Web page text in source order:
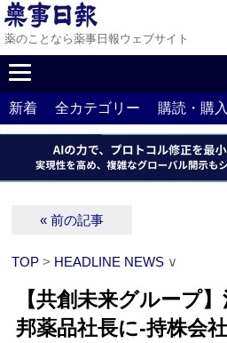
薬のことなら薬事日報ウェブサイト
新着 全カテゴリー 購読・購
« 前の記事
TOP > HEADLINE NEWS ∨
【共創未来グループ
邦薬品社長に‐持株会